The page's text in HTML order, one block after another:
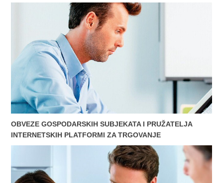
OBVEZE GOSPODARSKIH SUBJEKATA I PRUŽATELJA
INTERNETSKIH PLATFORMI ZA TRGOVANJE